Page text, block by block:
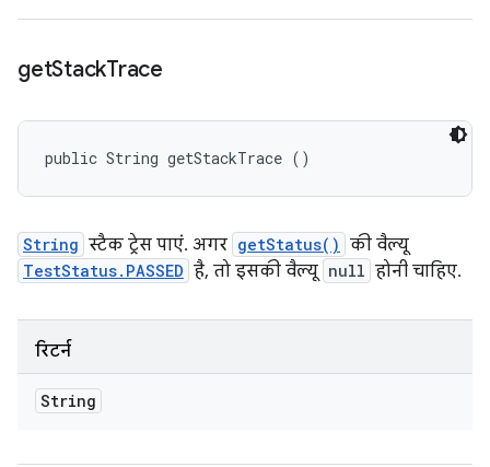
getStackTrace
public String getStackTrace ()
String स्टैक ट्रेस पाएं. अगर getStatus() की वैल्यू
TestStatus.PASSED है, तो इसकी वैल्यू null होनी चाहिए.
रिटर्न
String